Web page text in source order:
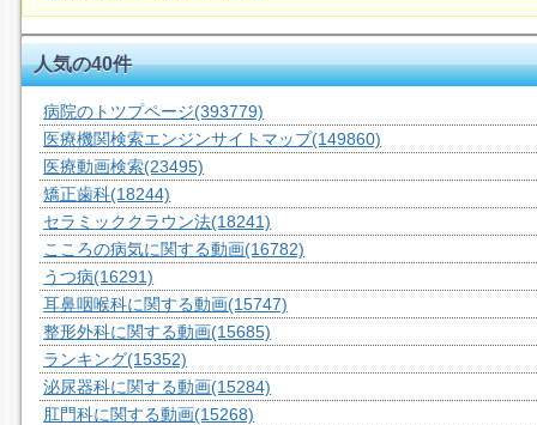
人気の40件
病院のトツプページ(393779)
医療機関検索エンジンサイトマップ(149860)
医療動画検索(23495)
矯正歯科(18244)
セラミッククラウン法(18241)
こころの病気に関する動画(16782)
うつ病(16291)
耳鼻咽喉科に関する動画(15747)
整形外科に関する動画(15685)
ランキング(15352)
泌尿器科に関する動画(15284)
肛門科に関する動画(15268)